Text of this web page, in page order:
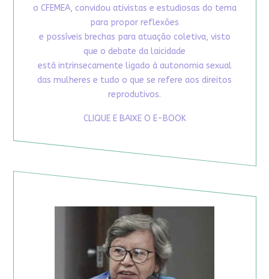
o CFEMEA, convidou ativistas e estudiosas do tema
para propor reflexões
e possíveis brechas para atuação coletiva, visto
que o debate da laicidade
está intrinsecamente ligado à autonomia sexual
das mulheres e tudo o que se refere aos direitos
reprodutivos.
CLIQUE E BAIXE O E-BOOK